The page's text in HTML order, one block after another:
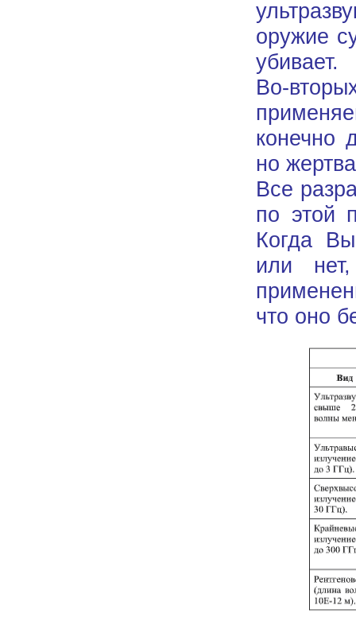
оружие
убивает.
Во-
конечно
но
Все
по этой
Когда
или
что оно